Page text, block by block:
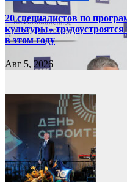
20 специалистов по
культуры»
в этом году
Авг 5, 2026